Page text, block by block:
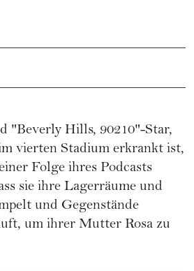
"Beverly Hills, 90210"-Star,
vierten Stadium erkrankt ist,
Folge ihres Podcasts
sie ihre Lagerräume und
und Gegenstände
um ihrer Mutter Rosa zu